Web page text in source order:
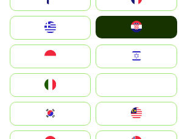
Magyarország
South Korea